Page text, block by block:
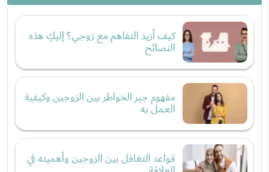
كيف أزيد التفاهم مع زوجي؟ إليكِ هذه
النصائح
مفهوم جبر الخواطر بين الزوجين وكيفية
العمل به
قواعد التغافل بين الزوجين وأهميته في